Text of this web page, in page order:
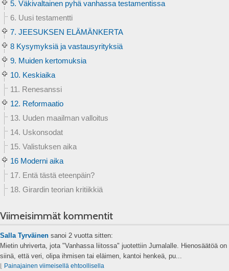
5. Väkivaltainen pyhä vanhassa testamentissa
6. Uusi testamentti
7. JEESUKSEN ELÄMÄNKERTA
8 Kysymyksiä ja vastausyrityksiä
9. Muiden kertomuksia
10. Keskiaika
11. Renesanssi
12. Reformaatio
13. Uuden maailman valloitus
14. Uskonsodat
15. Valistuksen aika
16 Moderni aika
17. Entä tästä eteenpäin?
18. Girardin teorian kritiikkiä
Viimeisimmät kommentit
Salla Tyrväinen sanoi 2 vuotta sitten:
Mietin uhriverta, jota "Vanhassa liitossa" juotettiin Jumalalle. Hienosäätöä on
siinä, että veri, olipa ihmisen tai eläimen, kantoi henkeä, pu...
⌊ Painajainen viimeisellä ehtoollisella